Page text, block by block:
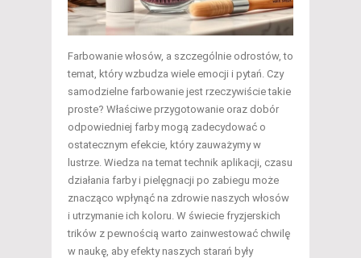
Farbowanie włosów, a szczególnie odrostów, to
temat, który wzbudza wiele emocji i pytań. Czy
samodzielne farbowanie jest rzeczywiście takie
proste? Właściwe przygotowanie oraz dobór
odpowiedniej farby mogą zadecydować o
ostatecznym efekcie, który zauważymy w
lustrze. Wiedza na temat technik aplikacji, czasu
działania farby i pielęgnacji po zabiegu może
znacząco wpłynąć na zdrowie naszych włosów
i utrzymanie ich koloru. W świecie fryzjerskich
trików z pewnością warto zainwestować chwilę
w naukę, aby efekty naszych starań były